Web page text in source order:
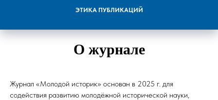
ЭТИКА ПУБЛИКАЦИЙ
О журнале
Журнал «Молодой историк» основан в 2025 г. для
содействия развитию молодёжной исторической науки,